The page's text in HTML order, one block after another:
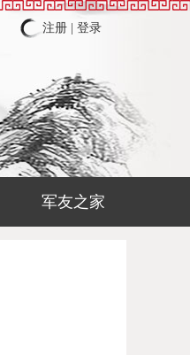
注册 登录
军友之家